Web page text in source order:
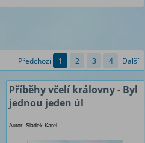
Předchozí 1 2 3 4 Další
Příběhy včelí královny - Byl
jednou jeden úl
Autor: Sládek Karel